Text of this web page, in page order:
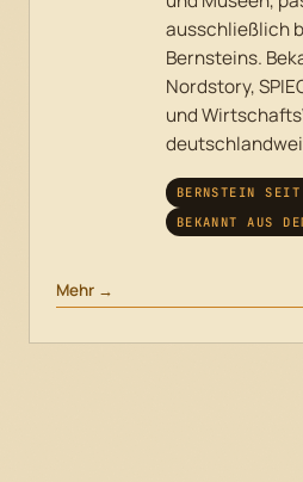
ausschließlich
Bernsteins.
Nordstory,
und
BERNSTEIN
BEKANNT AUS
Mehr →